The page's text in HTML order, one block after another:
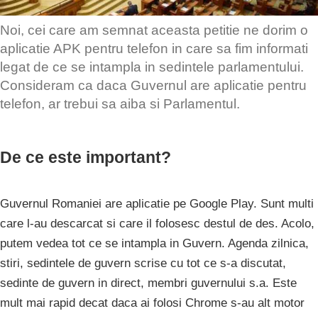
Noi, cei care am semnat aceasta petitie ne dorim o
aplicatie APK pentru telefon in care sa fim informati
legat de ce se intampla in sedintele parlamentului.
Consideram ca daca Guvernul are aplicatie pentru
telefon, ar trebui sa aiba si Parlamentul.
De ce este important?
Guvernul Romaniei are aplicatie pe Google Play. Sunt multi
care l-au descarcat si care il folosesc destul de des. Acolo,
putem vedea tot ce se intampla in Guvern. Agenda zilnica,
stiri, sedintele de guvern scrise cu tot ce s-a discutat,
sedinte de guvern in direct, membri guvernului s.a. Este
mult mai rapid decat daca ai folosi Chrome s-au alt motor